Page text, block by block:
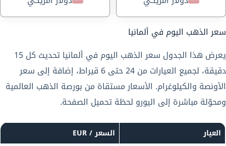
سعر الذهب اليوم في ألمانيا
يعرض هذا الجدول سعر الذهب اليوم في ألمانيا تحديث كل 15
دقيقة، لجميع العيارات من 24 حتى 6 قيراط، إضافة إلى سعر
الأونصة والكيلوغرام. الأسعار مستقاة من بورصة الذهب العالمية
ومحوّلة مباشرة إلى اليورو لحظة تحميل الصفحة.
العيار
السعر / EUR